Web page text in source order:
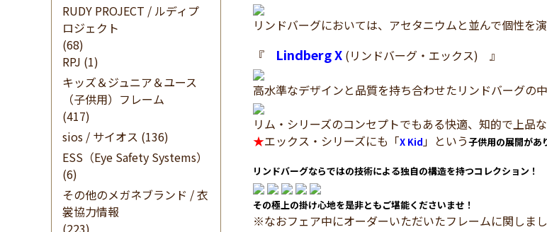
RUDY PROJECT / ルディプ
ロジェクト
(68)
RPJ (1)
キッズ＆ジュニア＆ユース
（子供用）フレーム
(417)
sios / サイオス (136)
ESS（Eye Safety Systems）
(6)
その他のメガネブランド / 衣
裳協力情報
(223)
リンドバーグにおいては、アセタニウムと並んで個性を
『 Lindberg X (リンドバーグ・エックス) 』
高水準なデザインと品質を持ち合わせたリンドバーグの
リム・シリーズのコンセプトでもある快適、知的で上品
★エックス・シリーズにも「X Kid」という子供用の展開があ
リンドバーグならではの技術による独自の構造を持つコレクション！
その極上の掛け心地を是非ともご堪能くださいませ！
※なおフェア中にオーダーいただいたフレームに関しま